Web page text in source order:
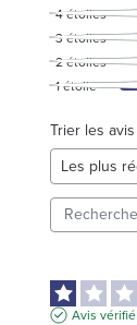
4étoiles
3 étoiles
2étoiles
1étoile
Trier les avis
Avis vérifié